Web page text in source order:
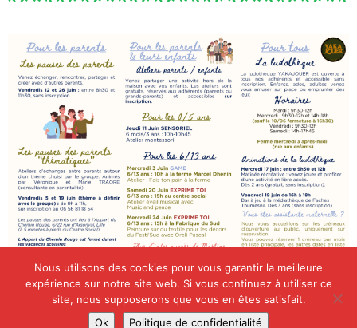
Nous utilisons des cookies pour vous garantir la meilleure
expérience sur notre site web. Si vous continuez à utiliser ce
site, nous supposerons que vous en êtes satisfait.
Ok
Politique de confidentialité